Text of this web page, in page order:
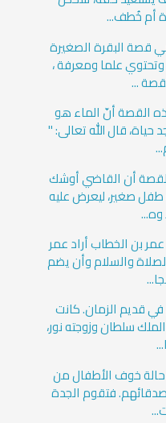
أم خُطف...
قصة البقرة الصغيرة
وتحتوي علما ومعرفة ،
...
القصة أنّ الماء هو
قال الله تعالى: "
أن القاضي أوشك
صغير، ليعرض عليه
وه...
بن الخطاب أراد عمر
والسلام وأن يضم
في قديم الزمان. كانت
سلطان وزوجته نور،
حالة خوف الأطفال من
‏فتقوم الجدة